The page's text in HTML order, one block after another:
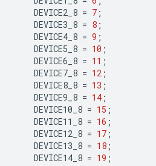
DEVICE2_8 = 7 ;
DEVICE3_8 = 8 ;
DEVICE4_8 = 9 ;
DEVICE5_8 = 10 ;
DEVICE6_8 = 11 ;
DEVICE7_8 = 12 ;
DEVICE8_8 = 13 ;
DEVICE9_8 = 14 ;
DEVICE10_8 = 15 ;
DEVICE11_8 = 16 ;
DEVICE12_8 = 17 ;
DEVICE13_8 = 18 ;
DEVICE14_8 = 19 ;